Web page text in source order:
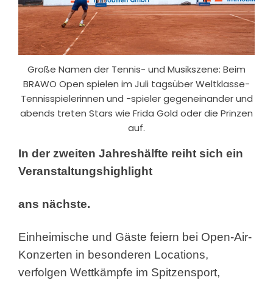
Große Namen der Tennis- und Musikszene: Beim
BRAWO Open spielen im Juli tagsüber Weltklasse-
Tennisspielerinnen und -spieler gegeneinander und
abends treten Stars wie Frida Gold oder die Prinzen
auf.
In der zweiten Jahreshälfte reiht sich ein
Veranstaltungshighlight
ans nächste.
Einheimische und Gäste feiern bei Open-Air-
Konzerten in besonderen Locations,
verfolgen Wettkämpfe im Spitzensport,